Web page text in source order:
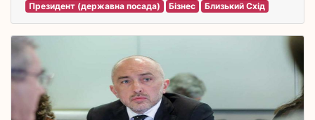
Президент (державна посада) Бізнес Близький Схід